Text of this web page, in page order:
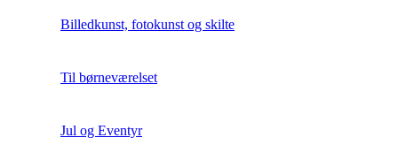
Billedkunst, fotokunst og skilte
Til børneværelset
Jul og Eventyr